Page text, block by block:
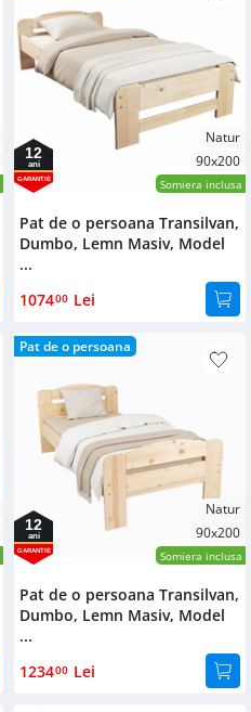
Natur
90x200
Somiera inclusa
12
ani
GARANTIE
Pat de o persoana Transilvan,
Dumbo, Lemn Masiv, Model
...
107400 Lei
Pat de o persoana
Natur
90x200
Somiera inclusa
12
ani
GARANTIE
Pat de o persoana Transilvan,
Dumbo, Lemn Masiv, Model
...
123400 Lei